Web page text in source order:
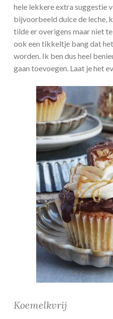
hele lekkere extra suggestie
bijvoorbeeld dulce de leche,
tilde er overigens maar niet
ook een tikkeltje bang dat
worden. Ik ben dus heel
gaan toevoegen. Laat je het
Koemelkvrij